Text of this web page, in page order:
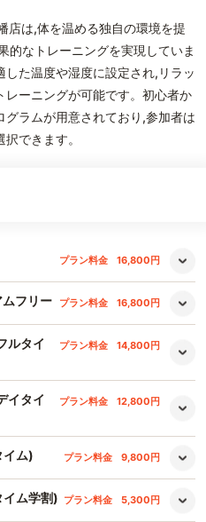
店は,体を温める独自の環境を提
的なトレーニングを実現していま
た温度や湿度に設定され,リラッ
ーニングが可能です。初心者か
ラムが用意されており,参加者は
できます。
プラン料金 16,800円
フリー プラン料金 16,800円
ルタイ
プラン料金 14,800円
イタイ
プラン料金 12,800円
イム) プラン料金 9,800円
ム学割) プラン料金 5,300円